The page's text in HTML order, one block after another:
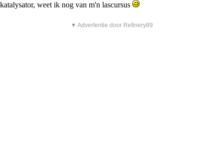
katalysator, weet ik nog van m'n lascursus
▼ Advertentie door Refinery89